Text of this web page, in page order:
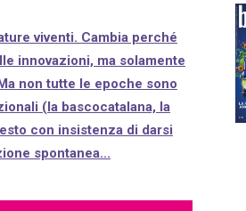
viventi. Cambia perché
innovazioni, ma solamente
non tutte le epoche sono
(la bascocatalana, la
con insistenza di darsi
spontanea...